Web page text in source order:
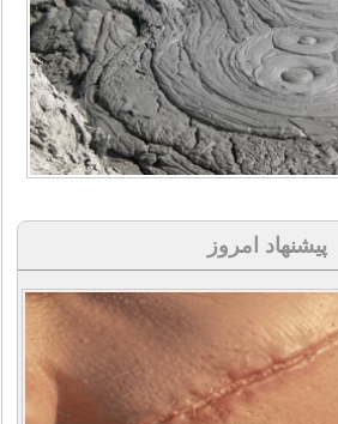
پیشنهاد امروز